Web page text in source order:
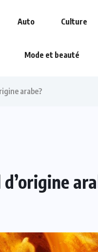
Auto Culture
Mode et beauté
arabe?